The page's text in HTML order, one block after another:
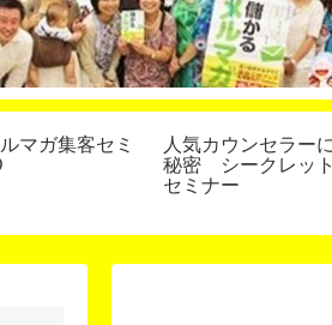
マガ集客セミ
人気カウンセラー
秘密 シークレッ
セミナー